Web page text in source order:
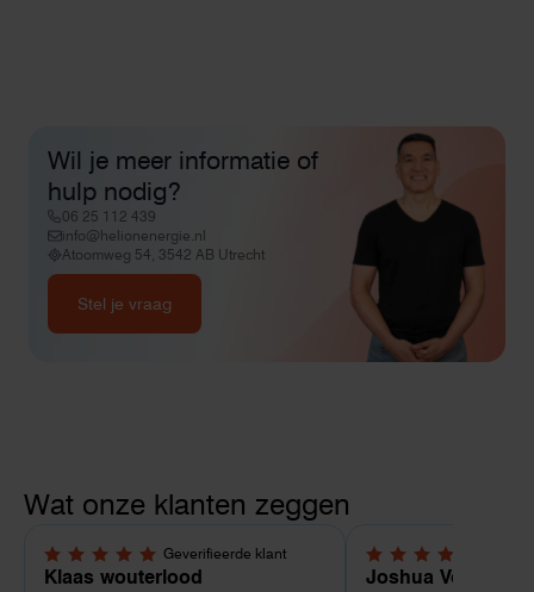
Wil je meer informatie of
hulp nodig?
06 25 112 439
info@helionenergie.nl
Atoomweg 54, 3542 AB Utrecht
Stel je vraag
Wat onze klanten zeggen
Geverifieerde klant
5,0 van 5 sterren
Klaas wouterlood
5,0 van 5 sterren
Joshua Verdonk